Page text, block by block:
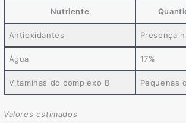
Nutriente
Antioxidantes Presença
Água 17%
Vitaminas do complexo B Pequenas
Valores estimados